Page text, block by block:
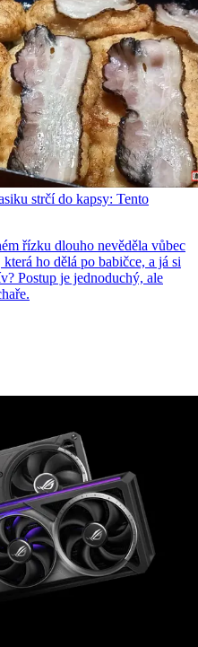
strčí do kapsy: Tento
řízku dlouho nevěděla vůbec
ho dělá po babičce, a já si
Postup je jednoduchý, ale